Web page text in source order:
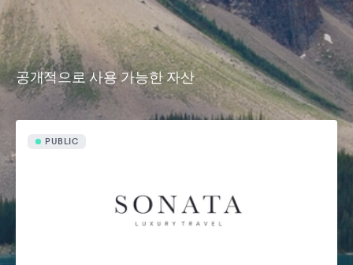
공개적으로 사용 가능한 자산
PUBLIC